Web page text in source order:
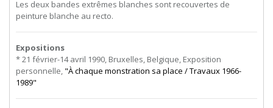
Les deux bandes extrêmes blanches sont recouvertes de
peinture blanche au recto.
Expositions
* 21 février-14 avril 1990, Bruxelles, Belgique, Exposition
personnelle, "À chaque monstration sa place / Travaux 1966-
1989"